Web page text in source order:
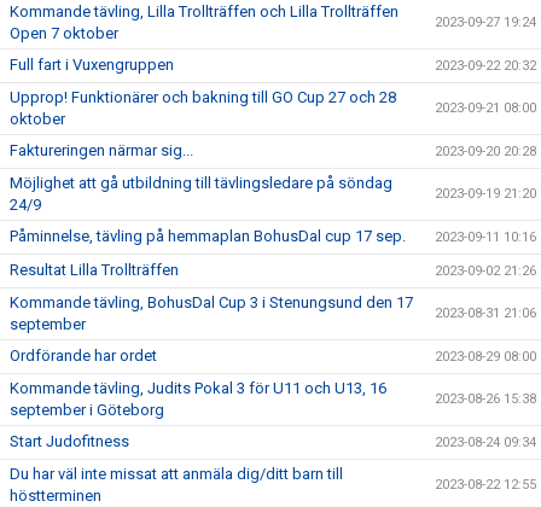
Kommande tävling, Lilla Trollträffen och Lilla Trollträffen
Open 7 oktober
2023-09-27 19:24
Full fart i Vuxengruppen 2023-09-22 20:32
Upprop! Funktionärer och bakning till GO Cup 27 och 28
oktober
2023-09-21 08:00
Faktureringen närmar sig... 2023-09-20 20:28
Möjlighet att gå utbildning till tävlingsledare på söndag
24/9
2023-09-19 21:20
Påminnelse, tävling på hemmaplan BohusDal cup 17 sep. 2023-09-11 10:16
Resultat Lilla Trollträffen 2023-09-02 21:26
Kommande tävling, BohusDal Cup 3 i Stenungsund den 17
september
2023-08-31 21:06
Ordförande har ordet 2023-08-29 08:00
Kommande tävling, Judits Pokal 3 för U11 och U13, 16
september i Göteborg
2023-08-26 15:38
Start Judofitness 2023-08-24 09:34
Du har väl inte missat att anmäla dig/ditt barn till
höstterminen
2023-08-22 12:55